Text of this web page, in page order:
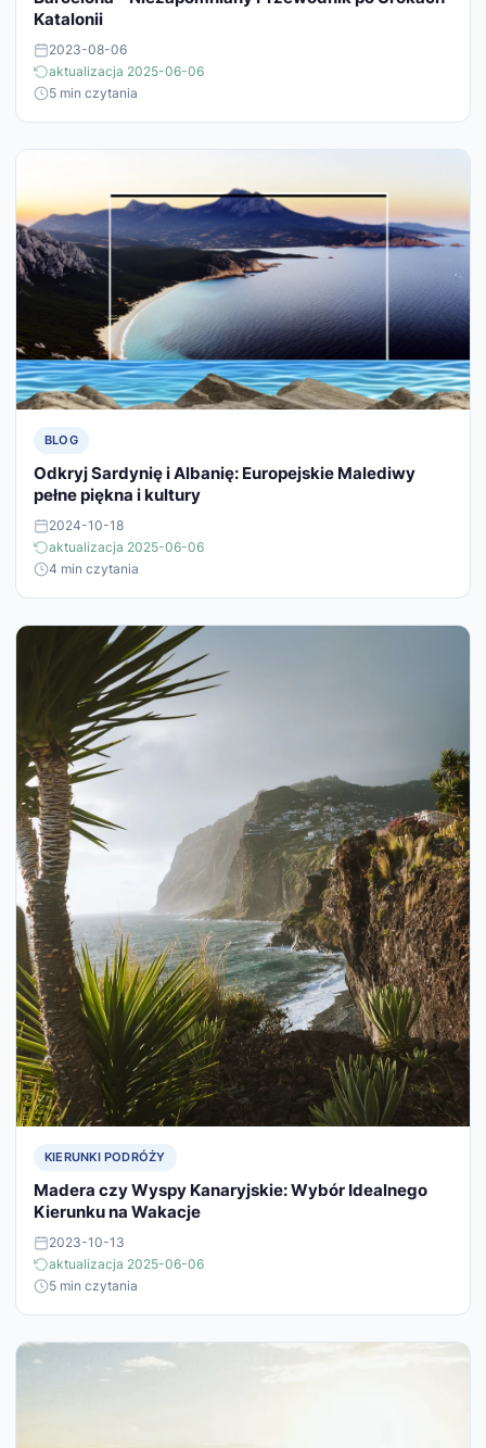
Katalonii
2023-08-06
aktualizacja 2025-06-06
5 min czytania
BLOG
Odkryj Sardynię i Albanię: Europejskie Malediwy
pełne piękna i kultury
2024-10-18
aktualizacja 2025-06-06
4 min czytania
KIERUNKI PODRÓŻY
Madera czy Wyspy Kanaryjskie: Wybór Idealnego
Kierunku na Wakacje
2023-10-13
aktualizacja 2025-06-06
5 min czytania